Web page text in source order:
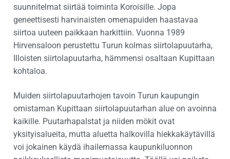
suunnitelmat siirtää toiminta Koroisille. Jopa
geneettisesti harvinaisten omenapuiden haastavaa
siirtoa uuteen paikkaan harkittiin. Vuonna 1989
Hirvensaloon perustettu Turun kolmas siirtolapuutarha,
Illoisten siirtolapuutarha, hämmensi osaltaan Kupittaan
kohtaloa.
Muiden siirtolapuutarhojen tavoin Turun kaupungin
omistaman Kupittaan siirtolapuutarhan alue on avoinna
kaikille. Puutarhapalstat ja niiden mökit ovat
yksityisalueita, mutta aluetta halkovilla hiekkakäytävillä
voi jokainen käydä ihailemassa kaupunkiluonnon